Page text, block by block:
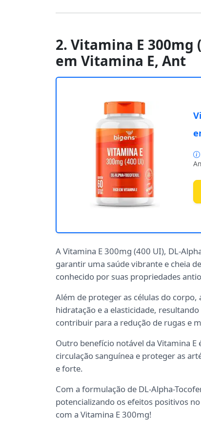
2. Vitamina E 300mg
em Vitamina E, Ant
A Vitamina E 300mg (400 UI), DL-
garantir uma saúde vibrante e cheia
conhecido por suas propriedades
Além de proteger as células do corpo,
hidratação e a elasticidade,
contribuir para a redução de rugas e
Outro benefício notável da Vitamina E
circulação sanguínea e proteger as
e forte.
Com a formulação de DL-Alpha-
potencializando os efeitos positivos
com a Vitamina E 300mg!